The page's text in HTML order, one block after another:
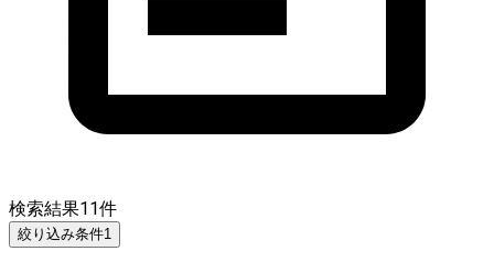
検索結果11件
絞り込み条件1